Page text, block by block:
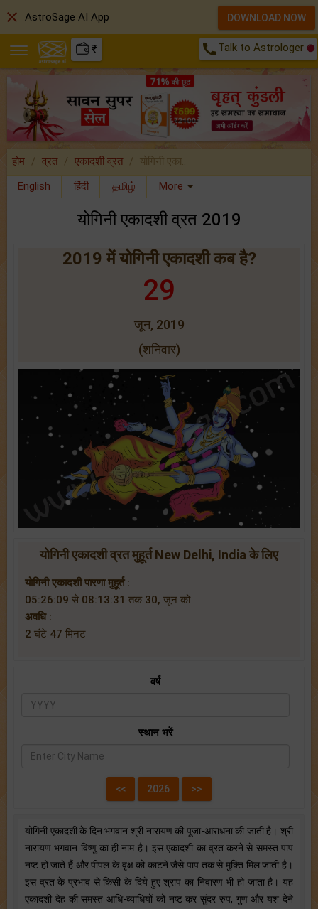
₹ call Talk to Astrologer
होम व्रत एकादशी व्रत
योगिनी एका..
English
हिंदी தமிழ் More
योगिनी एकादशी व्रत 2019
2019 में योगिनी एकादशी कब है?
29
जून, 2019
(शनिवार)
योगिनी एकादशी व्रत मुहूर्त New Delhi, India के लिए
योगिनी एकादशी पारणा मुहूर्त :
05:26:09 से 08:13:31 तक 30, जून को
अवधि :
2 घंटे 47 मिनट
वर्ष
स्थान भरें
योगिनी एकादशी के दिन भगवान श्री नारायण की पूजा-आराधना की जाती है। श्री
नारायण भगवान विष्णु का ही नाम है। इस एकादशी का व्रत करने से समस्त पाप
नष्ट हो जाते हैं और पीपल के वृक्ष को काटने जैसे पाप तक से मुक्ति मिल जाती है।
इस व्रत के प्रभाव से किसी के दिये हुए श्राप का निवारण भी हो जाता है। यह
एकादशी देह की समस्त आधि-व्याधियों को नष्ट कर सुंदर रुप, गुण और यश देने
close AstroSage AI App DOWNLOAD NOW